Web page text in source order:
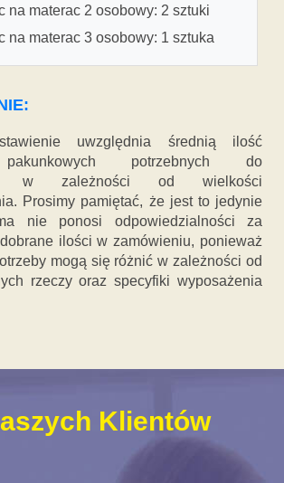
na materac 2 osobowy: 2 sztuki
na materac 3 osobowy: 1 sztuka
uwzględnia średnią ilość
pakunkowych potrzebnych do
w zależności od wielkości
Prosimy pamiętać, że jest to jedynie
nie ponosi odpowiedzialności za
ilości w zamówieniu, ponieważ
mogą się różnić w zależności od
rzeczy oraz specyfiki wyposażenia
Klientów